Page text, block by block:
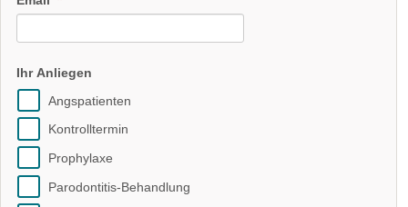
Ihr Anliegen
Angspatienten
Kontrolltermin
Prophylaxe
Parodontitis-Behandlung